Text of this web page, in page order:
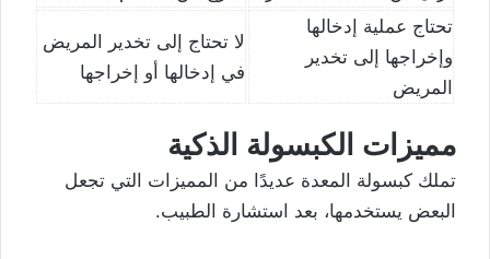
تحتاج عملية إدخالها
وإخراجها إلى تخدير
المريض
لا تحتاج إلى تخدير المريض
في إدخالها أو إخراجها
مميزات الكبسولة الذكية
تملك كبسولة المعدة عديدًا من المميزات التي تجعل
البعض يستخدمها، بعد استشارة الطبيب.